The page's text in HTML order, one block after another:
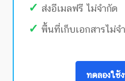
✓ ส่งอีเมลฟรี ไม่จำกัด
✓ พื้นที่เก็บเอกสารไม่จ
ทดลองใช้